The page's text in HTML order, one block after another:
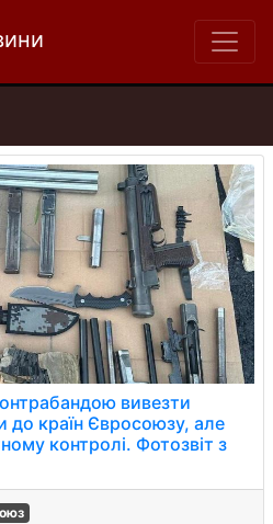
вивезти
до країн Євросоюзу, але
контролі. Фотозвіт з